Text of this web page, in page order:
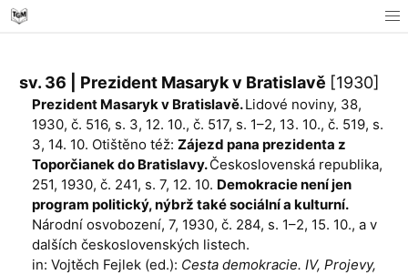
sv. 36 | Prezident Masaryk v Bratislavě [1930]
Prezident Masaryk v Bratislavě.Lidové noviny, 38,
1930, č. 516, s. 3, 12. 10., č. 517, s. 1–2, 13. 10., č. 519, s.
3, 14. 10. Otištěno též: Zájezd pana prezidenta z
Toporčianek do Bratislavy.Československá republika,
251, 1930, č. 241, s. 7, 12. 10. Demokracie není jen
program politický, nýbrž také sociální a kulturní.
Národní osvobození, 7, 1930, č. 284, s. 1–2, 15. 10., a v
dalších československých listech.
in: Vojtěch Fejlek (ed.): Cesta demokracie. IV, Projevy,